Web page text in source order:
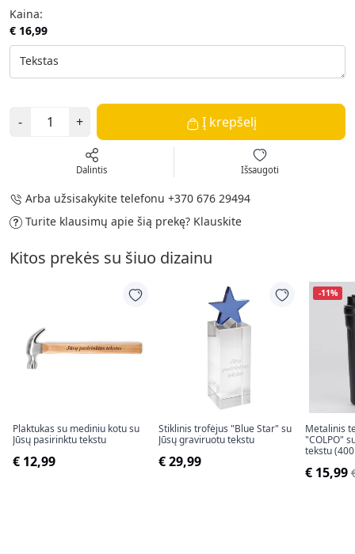
Kaina:
€ 16,99
Tekstas
- + Į krepšelį
Dalintis Išsaugoti
Arba užsisakykite telefonu +370 676 29494
Turite klausimų apie šią prekę? Klauskite
Kitos prekės su šiuo dizainu
Plaktukas su mediniu kotu su
Jūsų pasirinktu tekstu
€ 12,99
Stiklinis trofėjus "Blue Star" su
Jūsų graviruotu tekstu
€ 29,99
-11%
Metalinis
"COLPO"
tekstu
€ 15,99